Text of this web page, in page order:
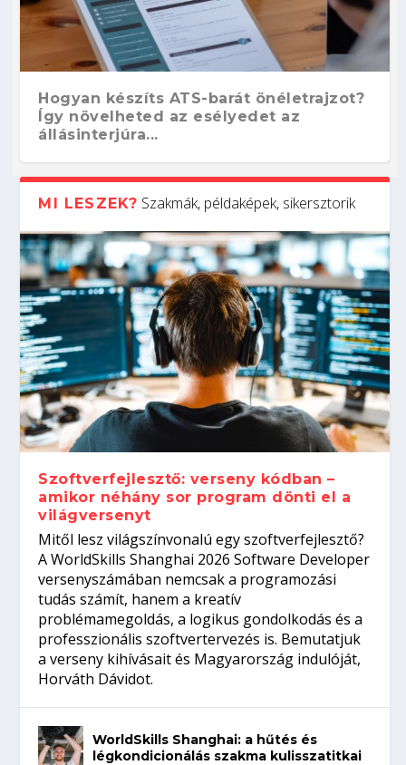
Hogyan készíts ATS-barát önéletrajzot?
Így növelheted az esélyedet az
állásinterjúra...
Kitalálod, mire használják ezeket a
gépeket?
Nem sikerült az egyetemi felvételi?
Tanulj szakmát!
Szoftverfejlesztő: verseny kódban –
amikor néhány sor program dönti el a
világversenyt...
Digitális detox – hogyan kapcsolódj ki
telefon nélkül?
MI LESZEK? Szakmák, példaképek, sikersztorik
Szoftverfejlesztő: verseny kódban –
amikor néhány sor program dönti el a
világversenyt
Mitől lesz világszínvonalú egy szoftverfejlesztő?
A WorldSkills Shanghai 2026 Software Developer
versenyszámában nemcsak a programozási
tudás számít, hanem a kreatív
problémamegoldás, a logikus gondolkodás és a
professzionális szoftvertervezés is. Bemutatjuk
a verseny kihívásait és Magyarország indulóját,
Horváth Dávidot.
WorldSkills Shanghai: a hűtés és
légkondicionálás szakma kulisszatitkai